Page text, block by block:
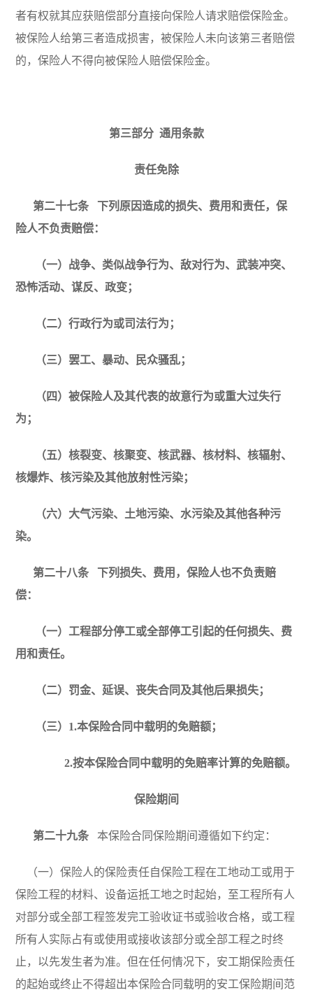
者有权就其应获赔偿部分直接向保险人请求赔偿保险金。
被保险人给第三者造成损害，被保险人未向该第三者赔偿
的，保险人不得向被保险人赔偿保险金。
第三部分 通用条款
责任免除
第二十七条
下列原因造成的损失、费用和责任，保
险人不负责赔偿：
（一）战争、类似战争行为、敌对行为、武装冲突、
恐怖活动、谋反、政变；
（二）行政行为或司法行为；
（三）罢工、暴动、民众骚乱；
（四）被保险人及其代表的故意行为或重大过失行
为；
（五）核裂变、核聚变、核武器、核材料、核辐射、
核爆炸、核污染及其他放射性污染；
（六）大气污染、土地污染、水污染及其他各种污
染。
第二十八条
下列损失、费用，保险人也不负责赔
偿：
（一）工程部分停工或全部停工引起的任何损失、费
用和责任。
（二）罚金、延误、丧失合同及其他后果损失；
（三）1.本保险合同中载明的免赔额；
2.按本保险合同中载明的免赔率计算的免赔额。
保险期间
第二十九条 本保险合同保险期间遵循如下约定：
（一）保险人的保险责任自保险工程在工地动工或用于
保险工程的材料、设备运抵工地之时起始，至工程所有人
对部分或全部工程签发完工验收证书或验收合格，或工程
所有人实际占有或使用或接收该部分或全部工程之时终
止，以先发生者为准。但在任何情况下，安工期保险责任
的起始或终止不得超出本保险合同载明的安工保险期间范